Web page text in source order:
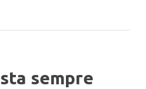
sempre